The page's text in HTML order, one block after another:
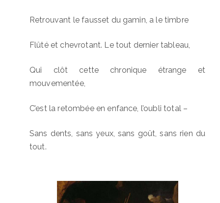
Retrouvant le fausset du gamin, a le timbre
Flûté et chevrotant. Le tout dernier tableau,
Qui clôt cette chronique étrange et
mouvementée,
C’est la retombée en enfance, l’oubli total –
Sans dents, sans yeux, sans goût, sans rien du
tout.